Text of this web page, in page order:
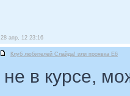
28 апр, 12 23:16
Клуб любителей Слайда! или проявка E6
не в курсе,